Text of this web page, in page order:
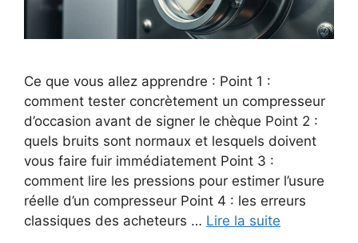
Ce que vous allez apprendre : Point 1 :
comment tester concrètement un compresseur
d’occasion avant de signer le chèque Point 2 :
quels bruits sont normaux et lesquels doivent
vous faire fuir immédiatement Point 3 :
comment lire les pressions pour estimer l’usure
réelle d’un compresseur Point 4 : les erreurs
classiques des acheteurs … Lire la suite